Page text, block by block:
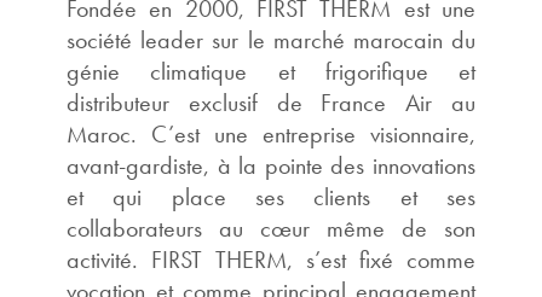
Fondée en 2000, FIRST THERM est une
société leader sur le marché marocain du
génie climatique et frigorifique et
distributeur exclusif de France Air au
Maroc. C’est une entreprise visionnaire,
avant-gardiste, à la pointe des innovations
et qui place ses clients et ses
collaborateurs au cœur même de son
activité. FIRST THERM, s’est fixé comme